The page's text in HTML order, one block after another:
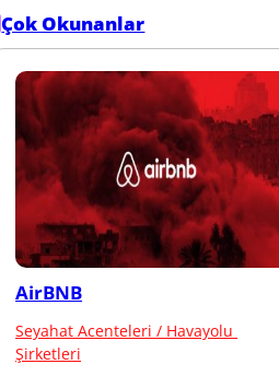
Çok Okunanlar
AirBNB
Seyahat Acenteleri / Havayolu
Şirketleri